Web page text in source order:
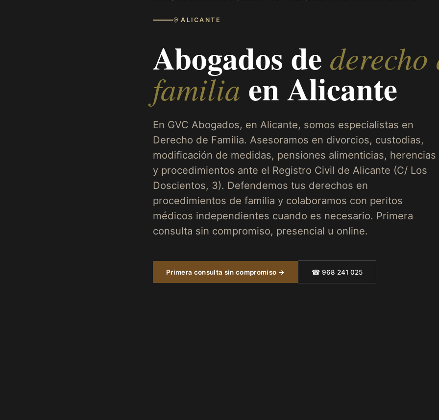
ALICANTE
Abogados de derecho
familia enAlicante
En GVC Abogados, en Alicante, somos especialistas en
Derecho de Familia. Asesoramos en divorcios, custodias,
modificación de medidas, pensiones alimenticias, herencias
y procedimientos ante el Registro Civil de Alicante (C/ Los
Doscientos, 3). Defendemos tus derechos en
procedimientos de familia y colaboramos con peritos
médicos independientes cuando es necesario. Primera
consulta sin compromiso, presencial u online.
Primera consulta sin compromiso → ☎ 968 241 025